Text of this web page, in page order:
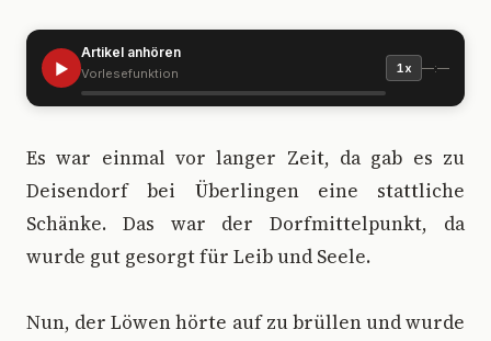
▶
Artikel anhören
Vorlesefunktion 1x —:—
Es war einmal vor langer Zeit, da gab es zu
Deisendorf bei Überlingen eine stattliche
Schänke. Das war der Dorfmittelpunkt, da
wurde gut gesorgt für Leib und Seele.
Nun, der Löwen hörte auf zu brüllen und wurde